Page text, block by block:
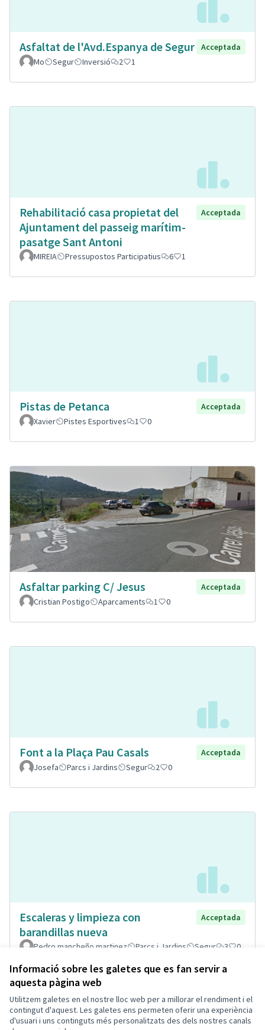
Informació sobre les galetes que es fan servir a
aquesta pàgina web
Utilitzem galetes en el nostre lloc web per a millorar el rendiment i el
contingut d'aquest. Les galetes ens permeten oferir una experiència
d'usuari i uns continguts més personalitzats des dels nostres canals
Asfaltat de l'Avd.Espanya de Segur
Acceptada
Mo
Segur Inversió 2 1
Rehabilitació casa propietat del
Ajuntament del passeig marítim-
pasatge Sant Antoni
Acceptada
MIREIA Pressupostos Participatius 6 1
Pistas de Petanca
Acceptada
Xavier
Pistes Esportives 1 0
Asfaltar parking C/ Jesus
Acceptada
Cristian Postigo
Aparcaments 1 0
Font a la Plaça Pau Casals
Acceptada
Josefa
Parcs i Jardins Segur 2 0
Escaleras y limpieza con
barandillas nueva
Acceptada
Pedro mancheño martinez Parcs i Jardins Segur 3 0
Termes i condicions d'ús
Configuració de les galetes
Decidim Calafell a X
Decidim Calafell a Facebook
Decidim Calafell a YouTube
Decidim Calafell a GitHub